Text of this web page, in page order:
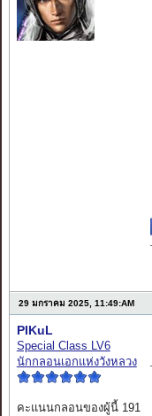
29 มกราคม 2025, 11:49:AM
PIKuL
Special Class LV6
นักกลอนเอกแห่งวังหลวง
คะแนนกลอนของผู้นี้ 191